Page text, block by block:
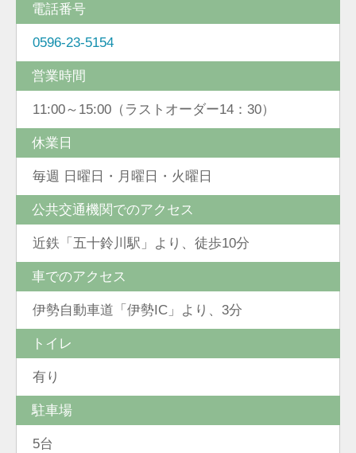
電話番号
0596-23-5154
営業時間
11:00～15:00（ラストオーダー14：30）
休業日
毎週 日曜日・月曜日・火曜日
公共交通機関でのアクセス
近鉄「五十鈴川駅」より、徒歩10分
車でのアクセス
伊勢自動車道「伊勢IC」より、3分
トイレ
有り
駐車場
5台